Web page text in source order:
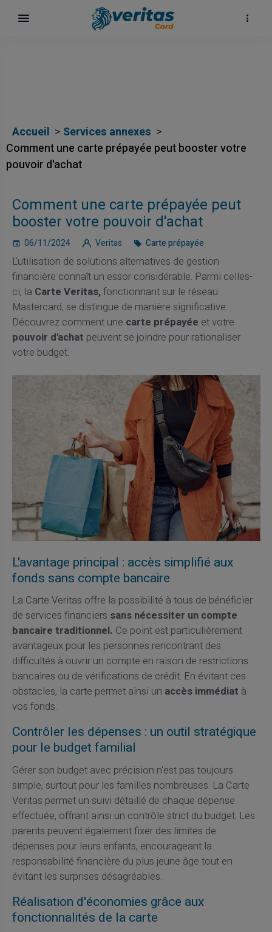
Accueil
Services annexes
Comment une carte prépayée peut booster votre
pouvoir d'achat
Comment une carte prépayée peut
booster votre pouvoir d'achat
06/11/2024 Veritas Carte prépayée
L'utilisation de solutions alternatives de gestion
financière connaît un essor considérable. Parmi celles-
ci, la Carte Veritas,fonctionnant sur le réseau
Mastercard, se distingue de manière significative.
Découvrez comment une carte prépayée et votre
pouvoir d'achat peuvent se joindre pour rationaliser
votre budget.
L'avantage principal : accès simplifié aux
fonds sans compte bancaire
La Carte Veritas offre la possibilité à tous de bénéficier
de services financiers sans nécessiter un compte
bancaire traditionnel. Ce point est particulièrement
avantageux pour les personnes rencontrant des
difficultés à ouvrir un compte en raison de restrictions
bancaires ou de vérifications de crédit. En évitant ces
obstacles, la carte permet ainsi un accès immédiat à
vos fonds.
Contrôler les dépenses : un outil stratégique
pour le budget familial
Gérer son budget avec précision n'est pas toujours
simple, surtout pour les familles nombreuses. La Carte
Veritas permet un suivi détaillé de chaque dépense
effectuée, offrant ainsi un contrôle strict du budget. Les
parents peuvent également fixer des limites de
dépenses pour leurs enfants, encourageant la
responsabilité financière du plus jeune âge tout en
évitant les surprises désagréables.
Réalisation d'économies grâce aux
fonctionnalités de la carte